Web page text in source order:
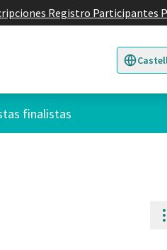
Registro Participantes
Triar la
finalistas